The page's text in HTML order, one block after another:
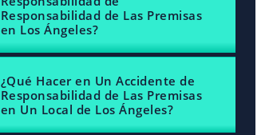
Responsabilidad de Las Premisas
en Los Ángeles?
¿Qué Hacer en Un Accidente de
Responsabilidad de Las Premisas
en Un Local de Los Ángeles?